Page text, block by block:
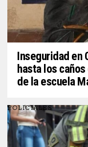
Inseguridad en
hasta los
de la escuela
POLICIALES